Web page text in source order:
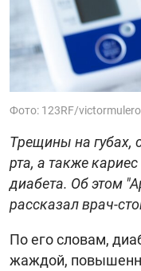
Фото: 123RF/victormulero
Трещины на губах,
рта, а также
диабета. Об этом
рассказал врач-
По его словам,
жаждой,